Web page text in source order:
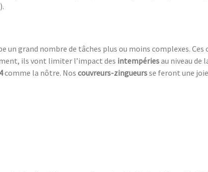
un grand nombre de tâches plus ou moins complexes. Ces
ils vont limiter l’impact des intempériesau niveau de
comme la nôtre. Nos couvreurs-zingueursse feront une